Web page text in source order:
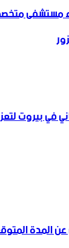
‌‏مستشفى
في بيروت
المدة